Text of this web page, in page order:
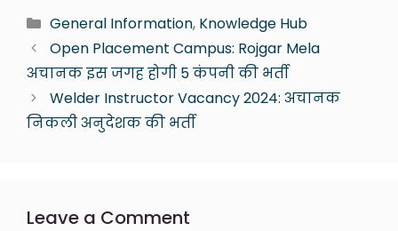
General Information, Knowledge Hub
Open Placement Campus: Rojgar Mela
अचानक इस जगह होगी 5 कंपनी की भर्ती
Welder Instructor Vacancy 2024: अचानक
निकली अनुदेशक की भर्ती
Leave a Comment